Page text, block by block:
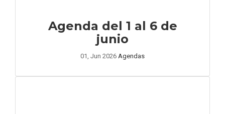
Agenda del 1 al 6 de
junio
01, Jun 2026 Agendas